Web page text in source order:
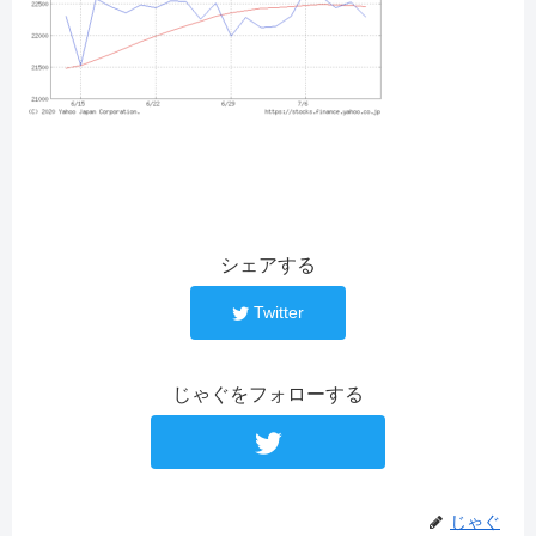
シェアする
Twitter
じゃぐをフォローする
じゃぐ